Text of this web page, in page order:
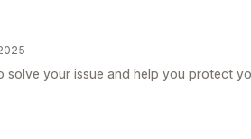
solve your issue and help you protect